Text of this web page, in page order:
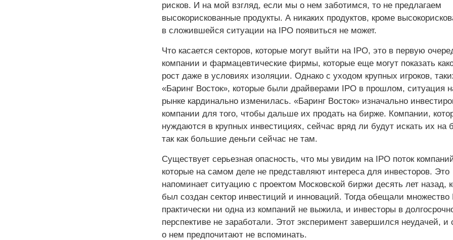
рисков. И на мой взгляд, если мы о нем заботимся, то не предлагаем
высокорискованные продукты. А никаких продуктов, кроме
в сложившейся ситуации на IPO появиться не может.
Что касается секторов, которые могут выйти на IPO, это в первую
компании и фармацевтические фирмы, которые еще могут показать
рост даже в условиях изоляции. Однако с уходом крупных игроков,
«Баринг Восток», которые были драйверами IPO в прошлом, ситуация
рынке кардинально изменилась. «Баринг Восток» изначально
компании для того, чтобы дальше их продать на бирже. Компании,
нуждаются в крупных инвестициях, сейчас вряд ли будут искать их на
так как большие деньги сейчас не там.
Существует серьезная опасность, что мы увидим на IPO поток
которые на самом деле не представляют интереса для инвесторов. Это
напоминает ситуацию с проектом Московской биржи десять лет назад,
был создан сектор инвестиций и инноваций. Тогда обещали множество
практически ни одна из компаний не выжила, и инвесторы в
перспективе не заработали. Этот эксперимент завершился неудачей, и
о нем предпочитают не вспоминать.